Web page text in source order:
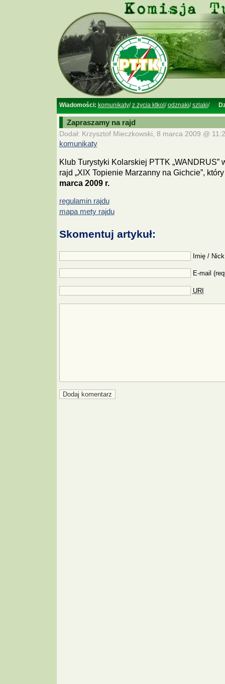
Wiadomości: komunikaty/z życia ktkol /odznaki/szlaki/
Zapraszamy na rajd
Dodał: Krzysztof Mieczkowski, 8 marca 2009 @
komunikaty
Klub Turystyki Kolarskiej PTTK „WANDRUS”
rajd „XIX Topienie Marzanny na Gichcie”,
marca 2009 r.
regulamin rajdu
mapa mety rajdu
Skomentuj artykuł:
Imię /
E-mail
URI